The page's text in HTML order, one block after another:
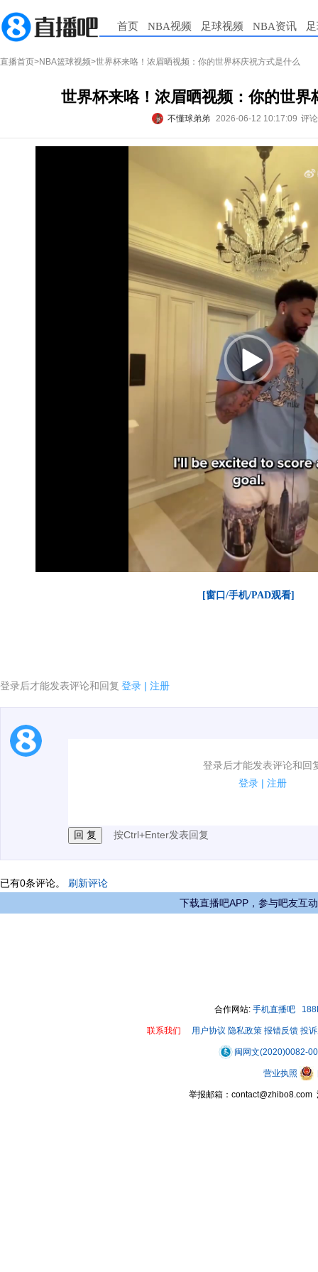
首页 NBA视频 足球视频 NBA资讯
直播首页>NBA篮球视频>世界杯来咯！浓眉晒视频：你的世界杯庆祝方式是什么
世界杯来咯！浓眉晒视频：你的世界
不懂球弟弟 2026-06-12 10:17:09 评
[窗口/手机/PAD观看]
登录后才能发表评论和回复 登录 | 注册
登录后才能发表评论和回
登录 | 注册
1.电脑端新用户可以发表评论了！
按Ctrl+Enter发表回复
已有0条评论。 刷新评论
下载直播吧APP，参与吧友互动
合作网站: 手机直播吧
联系我们 用户协议 隐私政策 报错反馈 投
闽网文(2020)0082-
营业执照
举报邮箱：